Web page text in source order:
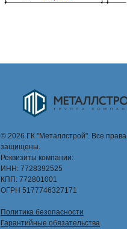
© 2026 ГК "Металлстрой". Все права
защищены.
Реквизиты компании:
ИНН: 7728392525
КПП: 772801001
ОГРН 5177746327171
Политика безопасности
Гарантийные обязательства